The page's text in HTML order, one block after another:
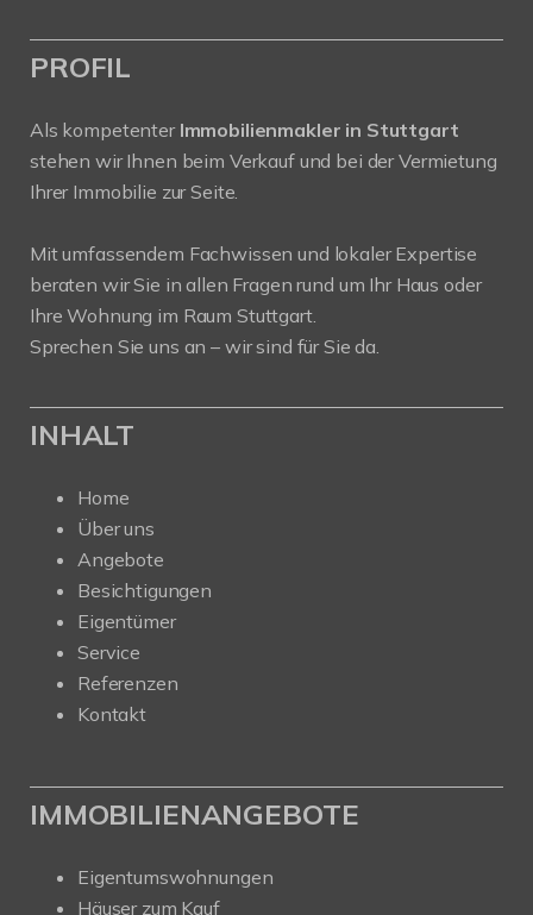
PROFIL
Als kompetenter Immobilienmakler in Stuttgart
stehen wir Ihnen beim Verkauf und bei der Vermietung
Ihrer Immobilie zur Seite.
Mit umfassendem Fachwissen und lokaler Expertise
beraten wir Sie in allen Fragen rund um Ihr Haus oder
Ihre Wohnung im Raum Stuttgart.
Sprechen Sie uns an – wir sind für Sie da.
INHALT
Home
Über uns
Angebote
Besichtigungen
Eigentümer
Service
Referenzen
Kontakt
IMMOBILIENANGEBOTE
Eigentumswohnungen
Häuser zum Kauf